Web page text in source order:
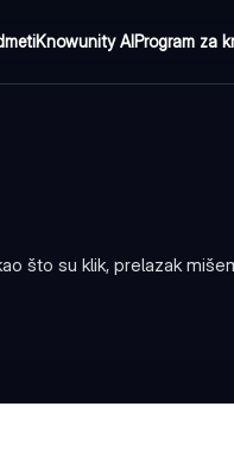
Knowunity AIProgram za
što su klik, prelazak